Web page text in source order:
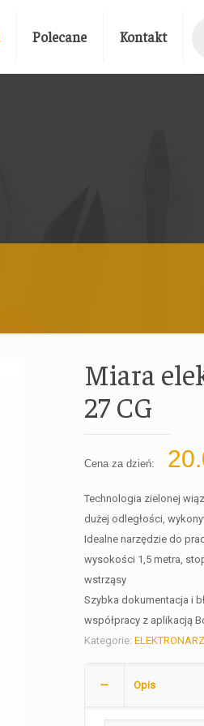
Polecane Kontakt
Miara
27 CG
Cena za dzień:
Technologia zielonej
dużej odległości,
Idealne narzędzie do
wysokości 1,5 metra,
wstrząsy
Szybka dokumentacja i
współpracy z aplikacją
Kategorie:
Opis